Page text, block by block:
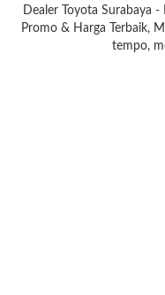
Dealer Toyota Surabaya
Promo & Harga Terbaik,
tempo,